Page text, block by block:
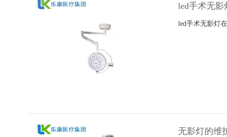
led手术无影
led手术无影灯
无影灯的维